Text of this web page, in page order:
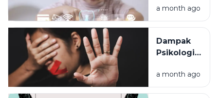
Media
Sosial:
bagi
Orang Tua
Mencegah
Risiko
a month ago
Dampak
Psikologis
Seksual
pada
a month ago